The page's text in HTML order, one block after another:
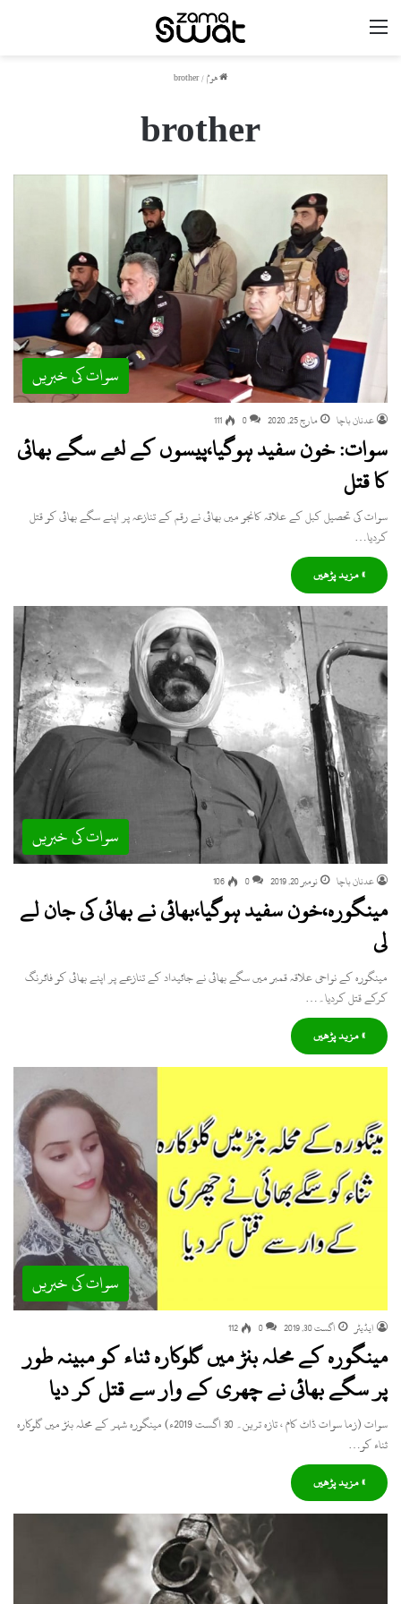
ھوم/
brother
brother
سوات کی خبریں
عدنان باچا مارچ 25, 2020 0
111
سوات: خون سفید ہوگیا،پیسوں کے لئے سگے بھائی
کا قتل
سوات کی تحصیل کبل کے علاقہ کانجو میں بھائی نے رقم کے تنازعہ پر اپنے سگے بھائی کو قتل
کردیا…
» مزید پڑھیں
سوات کی خبریں
عدنان باچا نومبر 20, 2019 0
106
مینگورہ،خون سفید ہوگیا،بھائی نے بھائی کی جان لے
لی
مینگورہ کے نواحی علاقہ قمبر میں سگے بھائی نے جائیداد کے تنازعے پر اپنے بھائی کو فائرنگ
کرکے قتل کردیا۔…
» مزید پڑھیں
سوات کی خبریں
ایڈیٹر اگست 30, 2019 0
112
مینگورہ کے محلہ بنڑ میں گلوکارہ ثناء کو مبینہ طور
پر سگے بھائی نے چھری کے وار سے قتل کر دیا
سوات (زما سوات ڈاٹ کام ، تازہ ترین۔ 30 اگست 2019ء) مینگورہ شہر کے محلہ بنڑ میں گلوکارہ
ثناء کو…
» مزید پڑھیں